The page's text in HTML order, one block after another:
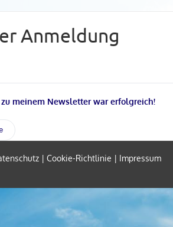
Anmeldung
meinem Newsletter war erfolgreich!
| Cookie-Richtlinie | Impressum